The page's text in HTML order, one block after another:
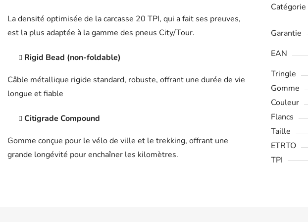
La densité optimisée de la carcasse 20 TPI, qui a fait ses preuves,
est la plus adaptée à la gamme des pneus City/Tour.
Rigid Bead (non-foldable)
Câble métallique rigide standard, robuste, offrant une durée de vie
longue et fiable
Citigrade Compound
Gomme conçue pour le vélo de ville et le trekking, offrant une
grande longévité pour enchaîner les kilomètres.
Catégorie
Garantie
EAN
Tringle
Gomme
Couleur
Flancs
Taille
ETRTO
TPI